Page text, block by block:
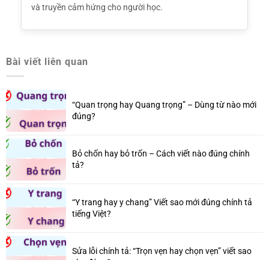
và truyền cảm hứng cho người học.
Bài viết liên quan
“Quan trọng hay Quang trọng” – Dùng từ nào mới
đúng?
Bỏ chốn hay bỏ trốn – Cách viết nào đúng chính
tả?
“Y trang hay y chang” Viết sao mới đúng chính tả
tiếng Việt?
Sửa lỗi chính tả: “Trọn vẹn hay chọn vẹn” viết sao